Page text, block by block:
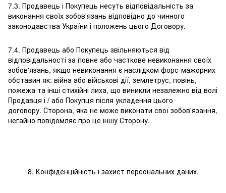
7.3. Продавець і Покупець несуть відповідальність за
виконання своїх зобов'язань відповідно до чинного
законодавства України і положень цього Договору.
7.4. Продавець або Покупець звільняються від
відповідальності за повне або часткове невиконання своїх
зобов'язань, якщо невиконання є наслідком форс-мажорних
обставин як: війна або військові дії, землетрус, повінь,
пожежа та інші стихійні лиха, що виникли незалежно від волі
Продавця і / або Покупця після укладення цього
договору. Сторона, яка не може виконати свої зобов'язання,
негайно повідомляє про це іншу Сторону.
8. Конфіденційність і захист персональних даних.